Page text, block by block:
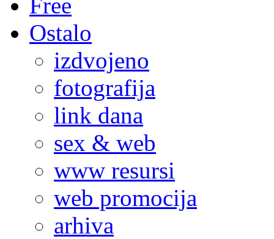
Ostalo
izdvojeno
fotografija
link dana
sex & web
www resursi
web promocija
arhiva